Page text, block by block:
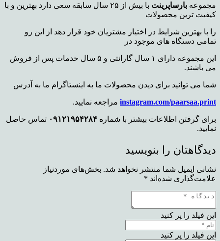
مجموعه بارساپرینت
با بیش از ۲۵ سال سابقه سعی دارد بهترین و با
کیفیت ترین محصولات
را با بهترین شرایط در اختیار مشتریان خود قرار دهد از این رو
تمامی دستگاه های موجود در
این مجموعه دارای ۱ سال گارانتی و ۵ سال خدمات پس از فروش
می باشند.
شما می توانید برای دیدن محصولات ما به اینستاگرام ما به آدرس
instagram.com/paarsaa.print مراجعه نمایید.
برای گرفتن اطلاعات بیشتر با شماره ۰۹۱۲۱۹۵۴۲۸۴ تماس حاصل
نمایید.
دیدگاهتان را بنویسید
نشانی ایمیل شما منتشر نخواهد شد. بخش‌های موردنیاز
علامت‌گذاری شده‌اند *
این فیلد را پر کنید
این فیلد را پر کنید